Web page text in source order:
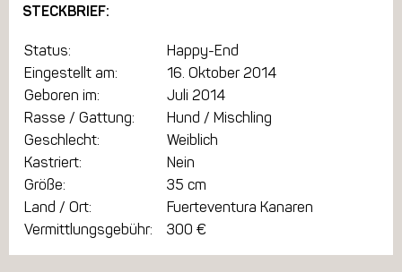
STECKBRIEF:
Status:
Happy-End
Eingestellt am:
16. Oktober 2014
Geboren im:
Juli 2014
Rasse / Gattung:
Hund / Mischling
Geschlecht:
Weiblich
Kastriert:
Nein
Größe:
35 cm
Land / Ort:
Fuerteventura Kanaren
Vermittlungsgebühr:
300 €